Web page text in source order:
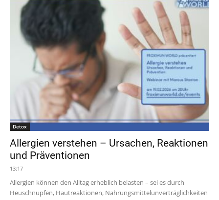
Detox
Allergien verstehen – Ursachen, Reaktionen
und Präventionen
13:17
Allergien können den Alltag erheblich belasten – sei es durch
Heuschnupfen, Hautreaktionen, Nahrungsmittelunverträglichkeiten